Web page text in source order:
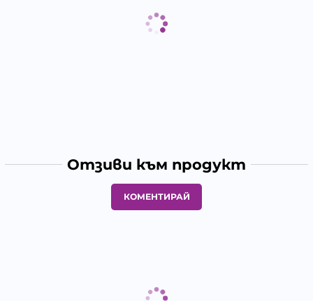
Отзиви към продукт
КОМЕНТИРАЙ